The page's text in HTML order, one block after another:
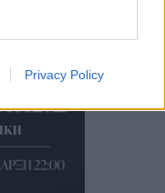
Privacy Policy